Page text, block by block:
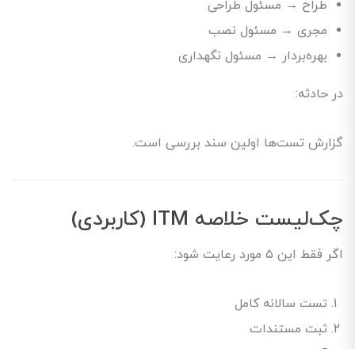
طراح → مسئول طراحی
مجری → مسئول نصب
بهره‌بردار → مسئول نگهداری
در حادثه:
گزارش تست‌ها اولین سند بررسی است.
چک‌لیست خلاصه ITM (کاربردی)
اگر فقط این ۵ مورد رعایت شود:
تست سالانه کامل
ثبت مستندات